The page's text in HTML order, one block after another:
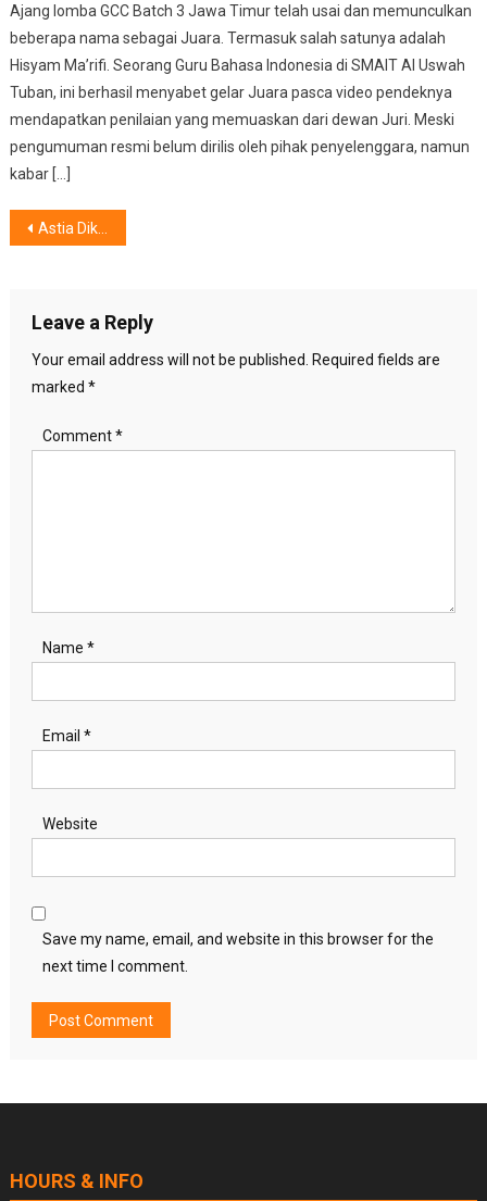
Ajang lomba GCC Batch 3 Jawa Timur telah usai dan memunculkan
beberapa nama sebagai Juara. Termasuk salah satunya adalah
Hisyam Ma’rifi. Seorang Guru Bahasa Indonesia di SMAIT Al Uswah
Tuban, ini berhasil menyabet gelar Juara pasca video pendeknya
mendapatkan penilaian yang memuaskan dari dewan Juri. Meski
pengumuman resmi belum dirilis oleh pihak penyelenggara, namun
kabar […]
Post
Astia Dika : “2 Hal Yang Tidak Bisa Dibeli, Pentingnya Terus Belajar dan Menjaga Sikap”
Leave a Reply
Your email address will not be published.
Required fields are
marked *
Comment*
Name *
Email *
Website
Save my name, email, and website in this browser for the
next time I comment.
HOURS & INFO